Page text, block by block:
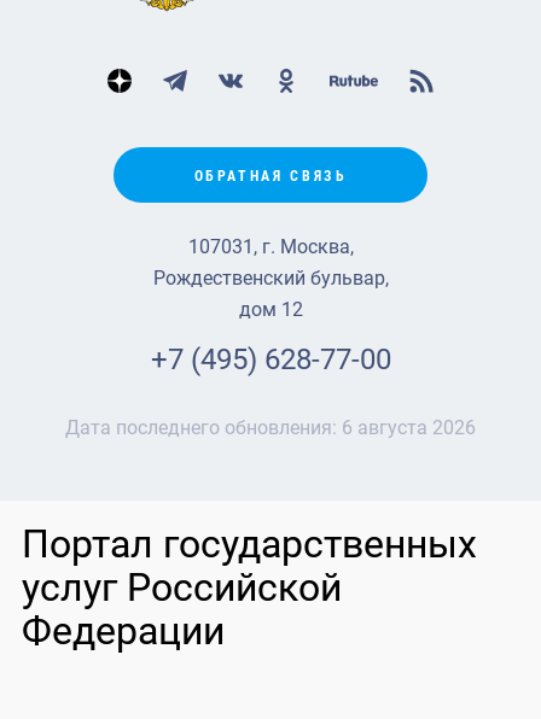
ОБРАТНАЯ СВЯЗЬ
107031, г. Москва,
Рождественский бульвар,
дом 12
+7 (495) 628-77-00
Дата последнего обновления: 6 августа 2026
Портал государственных
услуг Российской
Федерации